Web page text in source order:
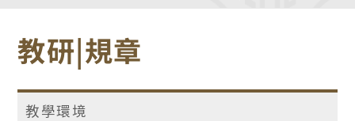
教研|規章
教學環境